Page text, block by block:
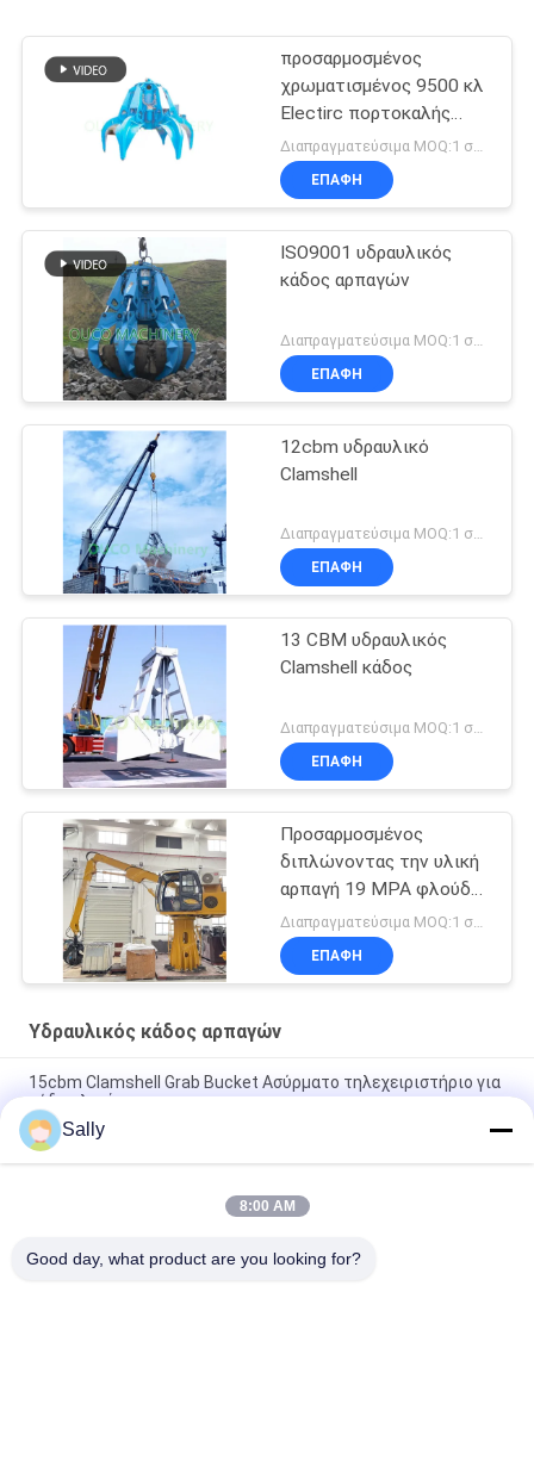
προσαρμοσμένος
χρωματισμένος 9500 κλ
Electirc πορτοκαλής
κάδος αρπαγών φλούδας
υδραυλικός
ΕΠΑΦΉ
ISO9001 υδραυλικός
κάδος αρπαγών
ΕΠΑΦΉ
12cbm υδραυλικό
Clamshell
Διαπραγματεύσιμα MOQ:1 σύνολο
ΕΠΑΦΉ
13 CBM υδραυλικός
Clamshell κάδος
Διαπραγματεύσιμα MOQ:1 σύνολο
ΕΠΑΦΉ
Προσαρμοσμένος
διπλώνοντας την υλική
αρπαγή 19 MPA φλούδας
χειριστών απορρίματος
βραχιόνων
ΕΠΑΦΉ
Υδραυλικός κάδος αρπαγών
15cbm Clamshell Grab Bucket Ασύρματο τηλεχειριστήριο για
χύδη υλικά
12CBM ραδιο τηλεχειρισμός κάδων αρπαγών Clamshell για το
μαζικό υλικό
Ηλεκτρο υδραυλικά χτυπήματα δομών Q355 έξι κάδων
Sally
8:00 AM
Good day, what product are you looking for?